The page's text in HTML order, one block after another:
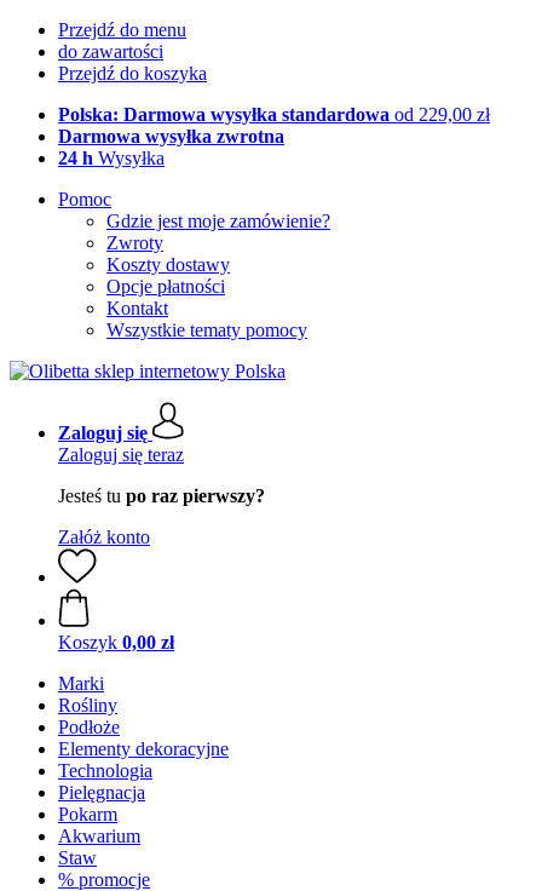
Przejdź do menu
do zawartości
Przejdź do koszyka
Polska: Darmowa wysyłka standardowa od 229,00 zł
Darmowa wysyłka zwrotna
24 h Wysyłka
Pomoc
Gdzie jest moje zamówienie?
Zwroty
Koszty dostawy
Opcje płatności
Kontakt
Wszystkie tematy pomocy
Zaloguj się
Zaloguj się teraz
Jesteś tu po raz pierwszy?
Załóż konto
Koszyk 0,00 zł
Marki
Rośliny
Podłoże
Elementy dekoracyjne
Technologia
Pielęgnacja
Pokarm
Akwarium
Staw
% promocje